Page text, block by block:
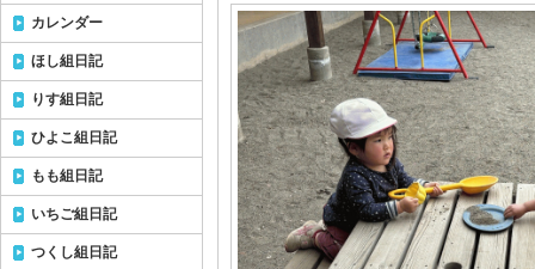
カレンダー
ほし組日記
りす組日記
ひよこ組日記
もも組日記
いちご組日記
つくし組日記